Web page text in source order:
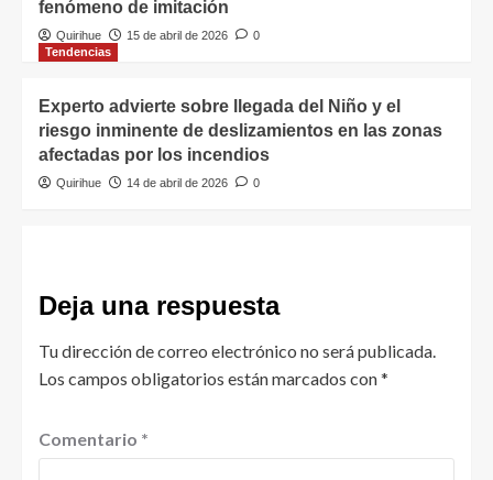
fenómeno de imitación
Quirihue 15 de abril de 2026
0
Tendencias
Experto advierte sobre llegada del Niño y el
riesgo inminente de deslizamientos en las zonas
afectadas por los incendios
Quirihue 14 de abril de 2026 0
Deja una respuesta
Tu dirección de correo electrónico no será publicada.
Los campos obligatorios están marcados con*
Comentario *